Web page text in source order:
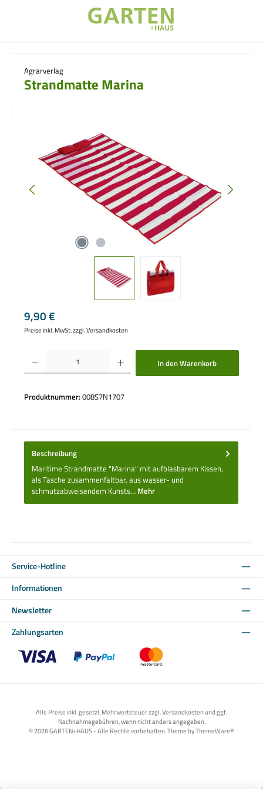
Agrarverlag
Strandmatte Marina
Regulärer Preis:
9,90 €
Preise inkl. MwSt. zzgl. Versandkosten
Produkt Anzahl: Gib den gewünschten Wert ein oder benutze die Schaltflächen um
In den Warenkorb
Produktnummer:008S7N1707
Beschreibung
Maritime Strandmatte "Marina" mit aufblasbarem Kissen,
als Tasche zusammenfaltbar, aus wasser- und
schmutzabweisendem Kunsts… Mehr
Service-Hotline
Informationen
Newsletter
Zahlungsarten
Alle Preise inkl. gesetzl. Mehrwertsteuer zzgl. Versandkosten und ggf.
Nachnahmegebühren, wenn nicht anders angegeben.
© 2026 GARTEN+HAUS - Alle Rechte vorbehalten. Theme byThemeWare®